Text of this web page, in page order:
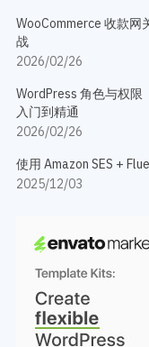
WooCommerce 收款
战
2026/02/26
WordPress 角色与权限
入门到精通
2026/02/26
使用 Amazon SES +
2025/12/03